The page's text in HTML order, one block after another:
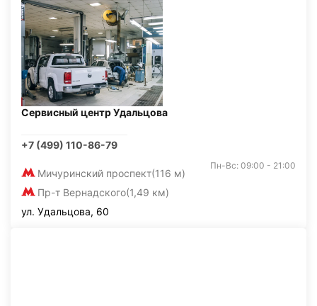
Сервисный центр Удальцова
+7 (499) 110-86-79
Мичуринский проспект(116 м)
Пр-т Вернадского(1,49 км)
Пн-Вс: 09:00 - 21:00
ул. Удальцова, 60